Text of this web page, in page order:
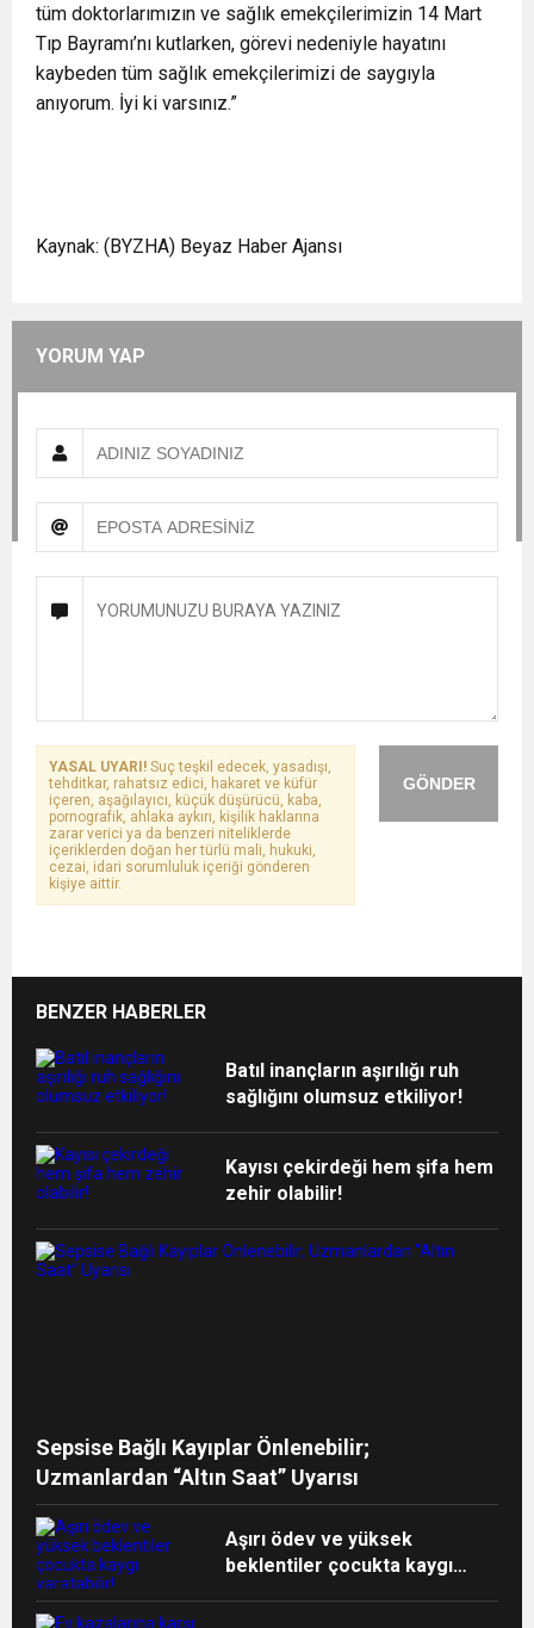
tüm doktorlarımızın ve sağlık emekçilerimizin 14 Mart
Tıp Bayramı’nı kutlarken, görevi nedeniyle hayatını
kaybeden tüm sağlık emekçilerimizi de saygıyla
anıyorum. İyi ki varsınız.”
Kaynak: (BYZHA) Beyaz Haber Ajansı
YORUM YAP
GÖNDER
YASAL UYARI! Suç teşkil edecek, yasadışı,
tehditkar, rahatsız edici, hakaret ve küfür
içeren, aşağılayıcı, küçük düşürücü, kaba,
pornografik, ahlaka aykırı, kişilik haklarına
zarar verici ya da benzeri niteliklerde
içeriklerden doğan her türlü mali, hukuki,
cezai, idari sorumluluk içeriği gönderen
kişiye aittir.
BENZER HABERLER
Batıl inançların aşırılığı ruh
sağlığını olumsuz etkiliyor!
Kayısı çekirdeği hem şifa hem
zehir olabilir!
Sepsise Bağlı Kayıplar Önlenebilir;
Uzmanlardan “Altın Saat” Uyarısı
Aşırı ödev ve yüksek
beklentiler çocukta kaygı